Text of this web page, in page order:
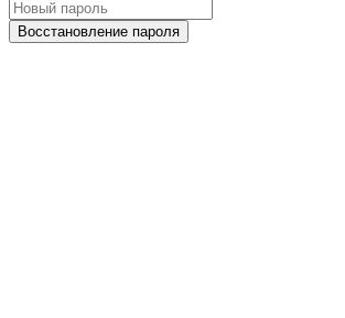
Восстановление пароля